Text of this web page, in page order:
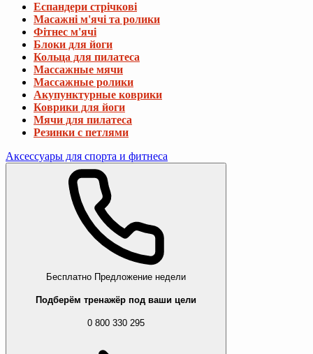
Еспандери стрічкові
Масажні м'ячі та ролики
Фітнес м'ячі
Блоки для йоги
Кольца для пилатеса
Массажные мячи
Массажные ролики
Акупунктурные коврики
Коврики для йоги
Мячи для пилатеса
Резинки с петлями
Аксессуары для спорта и фитнеса
Бесплатно Предложение недели
Подберём тренажёр под ваши цели
0 800 330 295